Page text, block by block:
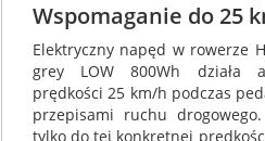
Wspomaganie do 25
Elektryczny napęd w rowerze
grey LOW 800Wh działa
prędkości 25 km/h podczas
przepisami ruchu
tylko do tej konkretnej